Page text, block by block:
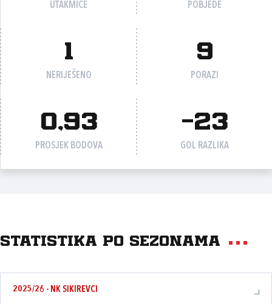
UTAKMICE POBJEDE
1
NERIJEŠENO
9
PORAZI
0,93
PROSJEK BODOVA
-23
GOL RAZLIKA
Statistika po sezonama
2025/26 - NK SIKIREVCI